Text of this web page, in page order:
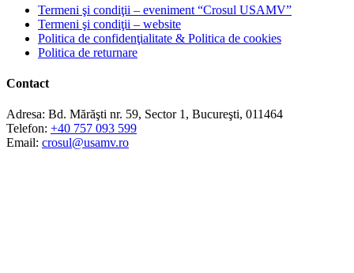
Termeni şi condiţii – eveniment “Crosul USAMV”
Termeni şi condiţii – website
Politica de confidenţialitate & Politica de cookies
Politica de returnare
Contact
Adresa: Bd. Mărăşti nr. 59, Sector 1, Bucureşti, 011464
Telefon: +40 757 093 599
Email: crosul@usamv.ro